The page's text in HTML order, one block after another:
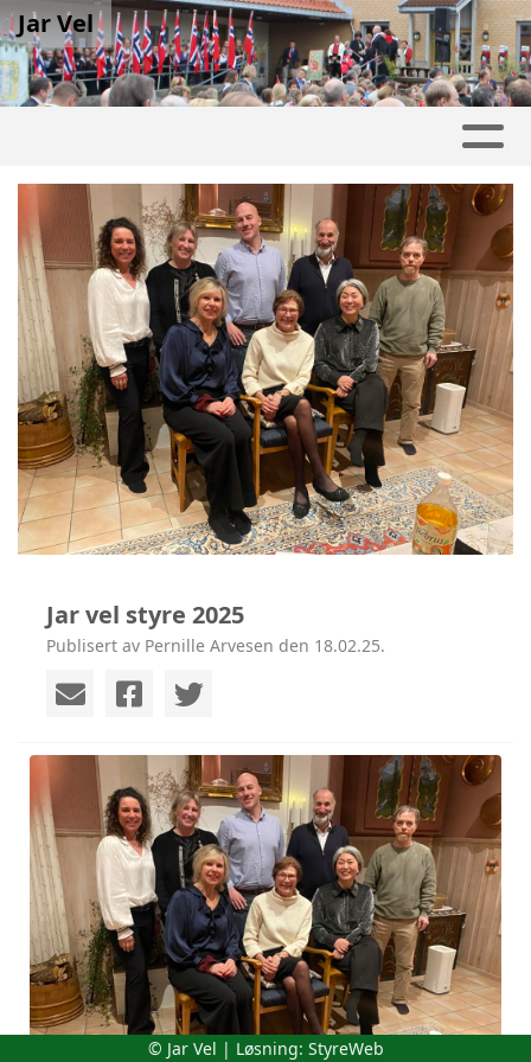
Jar Vel
Jar vel styre 2025
Publisert av Pernille Arvesen den 18.02.25.
© Jar Vel | Løsning: StyreWeb